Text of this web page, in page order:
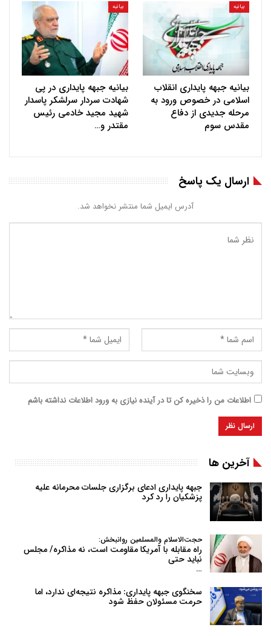
بیانیه
بیانیه جبهه پایداری انقلاب
اسلامی در خصوص ورود به
مرحله جدیدی از دفاع
مقدس سوم
بیانیه
بیانیه جبهه پایداری در پی
شهادت سردار سرلشکر پاسدار
شهید مجید خادمی رئیس
مقتدر و…
ارسال یک پاسخ
آدرس ایمیل شما منتشر نخواهد شد.
اطلاعات من را ذخیره کن تا در آینده نیازی به ورود اطلاعات نداشته باشم
آخرین ها
جبهه پایداری ادعای برگزاری جلسات محرمانه علیه
پزشکیان را رد کرد
حجت‌الاسلام والمسلمین روانبخش:
راه مقابله با آمریکا مقاومت است، نه مذاکره/ مجلس
نباید حتی
…
سخنگوی جبهه پایداری: مذاکره نتیجه‌ای ندارد، اما
حرمت مسئولان حفظ شود